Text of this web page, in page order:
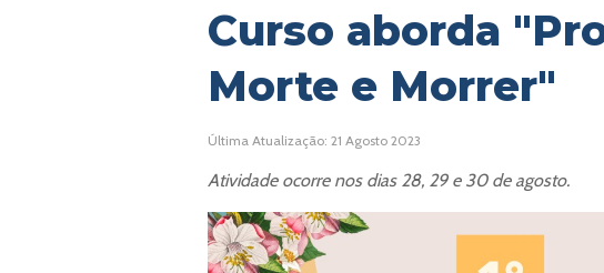
Curso aborda
Morte e Morrer"
Última Atualização: 21 Agosto 2023
Atividade ocorre nos dias 28, 29 e 30 de agosto.